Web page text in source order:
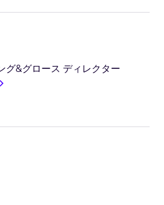
グ&グロース ディレクター